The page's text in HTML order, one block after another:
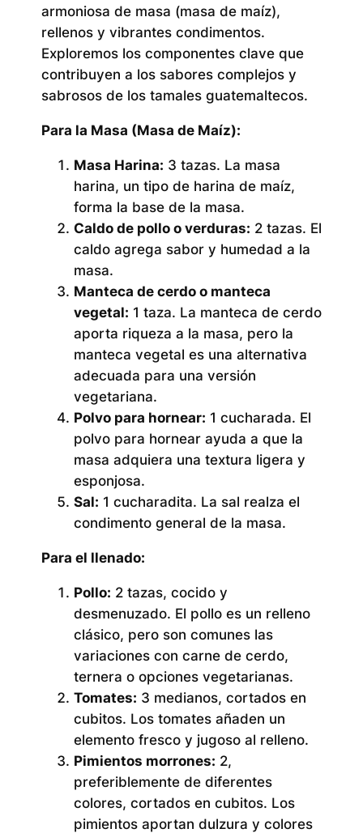
armoniosa de masa (masa de maíz),
rellenos y vibrantes condimentos.
Exploremos los componentes clave que
contribuyen a los sabores complejos y
sabrosos de los tamales guatemaltecos.
Para la Masa (Masa de Maíz):
Masa Harina: 3 tazas. La masa
harina, un tipo de harina de maíz,
forma la base de la masa.
Caldo de pollo o verduras: 2 tazas. El
caldo agrega sabor y humedad a la
masa.
Manteca de cerdo o manteca
vegetal: 1 taza. La manteca de cerdo
aporta riqueza a la masa, pero la
manteca vegetal es una alternativa
adecuada para una versión
vegetariana.
Polvo para hornear: 1 cucharada. El
polvo para hornear ayuda a que la
masa adquiera una textura ligera y
esponjosa.
Sal: 1 cucharadita. La sal realza el
condimento general de la masa.
Para el llenado:
Pollo: 2 tazas, cocido y
desmenuzado. El pollo es un relleno
clásico, pero son comunes las
variaciones con carne de cerdo,
ternera o opciones vegetarianas.
Tomates: 3 medianos, cortados en
cubitos. Los tomates añaden un
elemento fresco y jugoso al relleno.
Pimientos morrones: 2,
preferiblemente de diferentes
colores, cortados en cubitos. Los
pimientos aportan dulzura y colores